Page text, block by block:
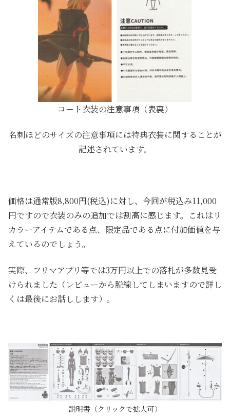
コート衣装の注意事項（表裏）
名刺ほどのサイズの注意事項には特典衣装に関することが
記述されています。
価格は通常版8,800円(税込)に対し、今回が税込み11,000
円ですので衣装のみの追加では割高に感じます。これはリ
カラーアイテムである点、限定品である点に付加価値を与
えているのでしょう。
実際、フリマアプリ等では3万円以上での落札が多数見受
けられました（レビューから脱線してしまいますので詳し
くは最後にお話しします）。
説明書（クリックで拡大可）